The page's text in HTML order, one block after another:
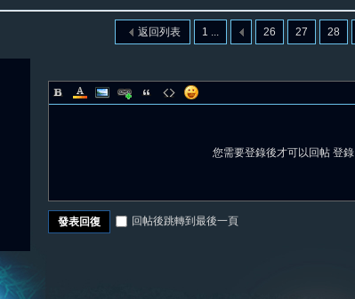
1 ... 26 27 28
返回列表
您需要登錄後才可以回帖 登錄
發表回復 回帖後跳轉到最後一頁